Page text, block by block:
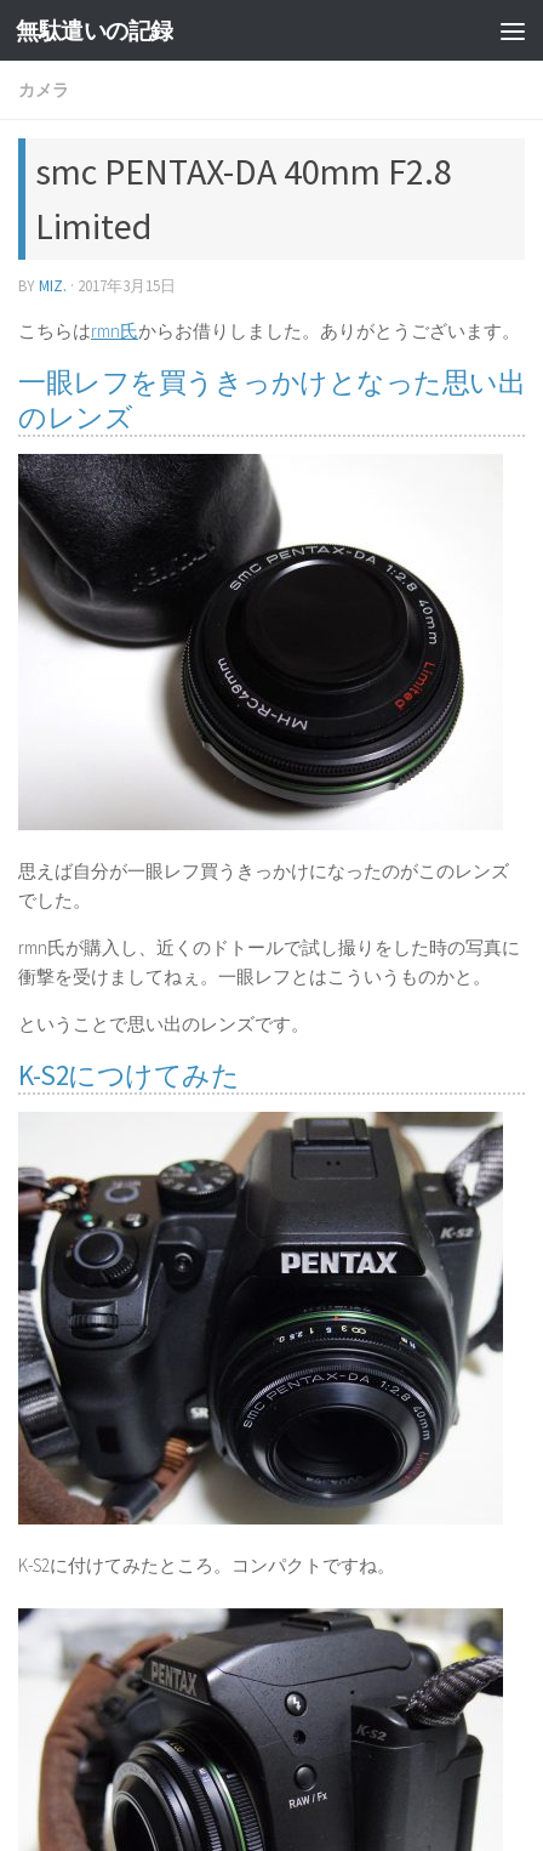
コンテンツへスキップ
無駄遣いの記録
カメラ
smc PENTAX-DA 40mm F2.8
Limited
BYMIZ. · 2017年3月15日
こちらはrmn氏からお借りしました。ありがとうございます。
一眼レフを買うきっかけとなった思い出
のレンズ
思えば自分が一眼レフ買うきっかけになったのがこのレンズ
でした。
rmn氏が購入し、近くのドトールで試し撮りをした時の写真に
衝撃を受けましてねぇ。一眼レフとはこういうものかと。
ということで思い出のレンズです。
K-S2につけてみた
K-S2に付けてみたところ。コンパクトですね。